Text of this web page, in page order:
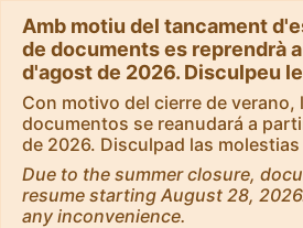
Amb motiu del tancament
de documents es reprendrà
d'agost de 2026. Disculpeu
Con motivo del cierre de verano,
documentos se reanudará a
de 2026. Disculpad las molestias
Due to the summer closure,
resume starting August 28,
any inconvenience.